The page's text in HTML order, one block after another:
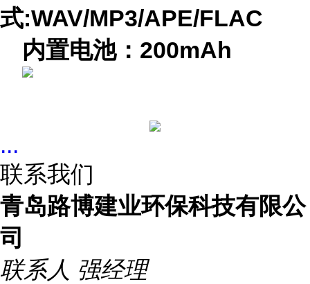
式:WAV/MP3/APE/FLAC
内置电池：200mAh
...
联系我们
青岛路博建业环保科技有限公
司
联系人 强经理